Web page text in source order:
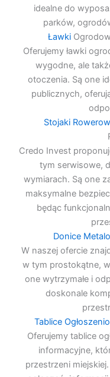
idealne do
parków,
Ławki
Oferujemy ławki
wygodne, ale
otoczenia. Są one
publicznych,
Stojaki
Credo Invest
tym serwisowe,
wymiarach. Są one
maksymalne
będąc
Donice
W naszej ofercie
w tym prostokątne,
one wytrzymałe i
doskonale
Tablice
Oferujemy tablice
informacyjne,
przestrzeni